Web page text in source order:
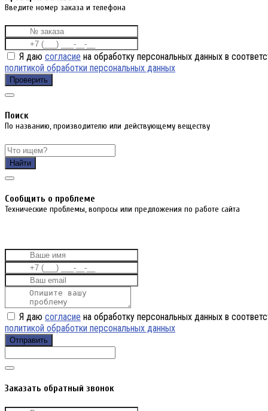
Введите номер заказа и телефона
Я даю согласие на обработку персональных данных в
политикой обработки персональных данных
Проверить
Поиск
По названию, производителю или действующему веществу
Найти
Cообщить о проблеме
Технические проблемы, вопросы или предложения по работе сайта
Я даю согласие на обработку персональных данных в
политикой обработки персональных данных
Отправить
Заказать обратный звонок